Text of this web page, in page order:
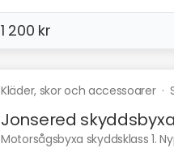
1 200 kr
Kläder, skor och accessoarer·
Jonsered
Motorsågsbyxa skyddsklass 1.